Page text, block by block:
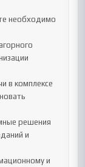
необходимо
в комплексе
решения
и
и